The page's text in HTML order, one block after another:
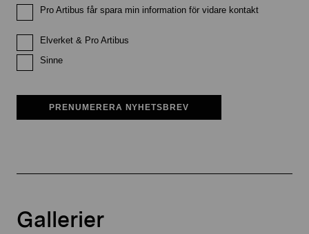
Pro Artibus får spara min information för vidare kontakt
Elverket & Pro Artibus
Sinne
PRENUMERERA NYHETSBREV
Gallerier